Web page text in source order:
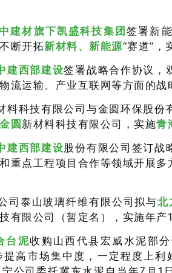
建材旗下凯盛科技集团签署新
断开拓新材料、新能源“赛道”，
建西部建设签署战略合作协议，
流运输、产业互联网等方面的战
料科技有限公司与金圆环保股份
圆新材料科技有限公司，实施青
建西部建设股份有限公司签订战
重点工程项目合作等领域开展
司泰山玻璃纤维有限公司拟与北
有限公司（暂定名），实施年产
台泥收购山西代县宏威水泥部
高市场集中度，一定程度上